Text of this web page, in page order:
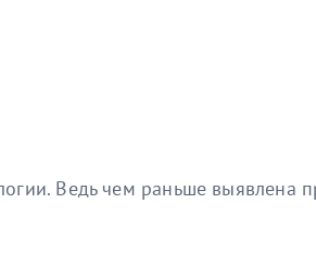
Ведь чем раньше